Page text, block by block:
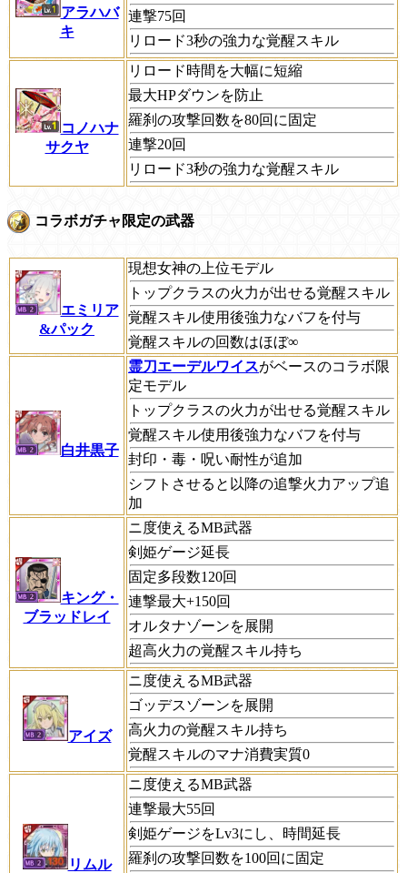
アラハバ
キ
連撃75回
リロード3秒の強力な覚醒スキル
コノハナ
サクヤ
リロード時間を大幅に短縮
最大HPダウンを防止
羅刹の攻撃回数を80回に固定
連撃20回
リロード3秒の強力な覚醒スキル
コラボガチャ限定の武器
エミリア
&パック
現想女神の上位モデル
トップクラスの火力が出せる覚醒スキル
覚醒スキル使用後強力なバフを付与
覚醒スキルの回数はほぼ∞
白井黒子
霊刀エーデルワイスがベースのコラボ限
定モデル
トップクラスの火力が出せる覚醒スキル
覚醒スキル使用後強力なバフを付与
封印・毒・呪い耐性が追加
シフトさせると以降の追撃火力アップ追
加
キング・
ブラッドレイ
ニ度使えるMB武器
剣姫ゲージ延長
固定多段数120回
連撃最大+150回
オルタナゾーンを展開
超高火力の覚醒スキル持ち
アイズ
ニ度使えるMB武器
ゴッデスゾーンを展開
高火力の覚醒スキル持ち
覚醒スキルのマナ消費実質0
リムル
ニ度使えるMB武器
連撃最大55回
剣姫ゲージをLv3にし、時間延長
羅刹の攻撃回数を100回に固定